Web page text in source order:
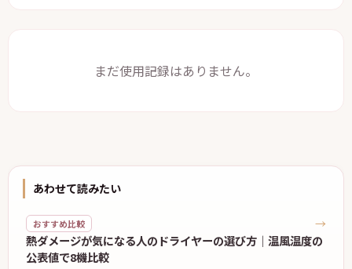
まだ使用記録はありません。
あわせて読みたい
おすすめ比較
熱ダメージが気になる人のドライヤーの選び方｜温風温度の
公表値で8機比較
→